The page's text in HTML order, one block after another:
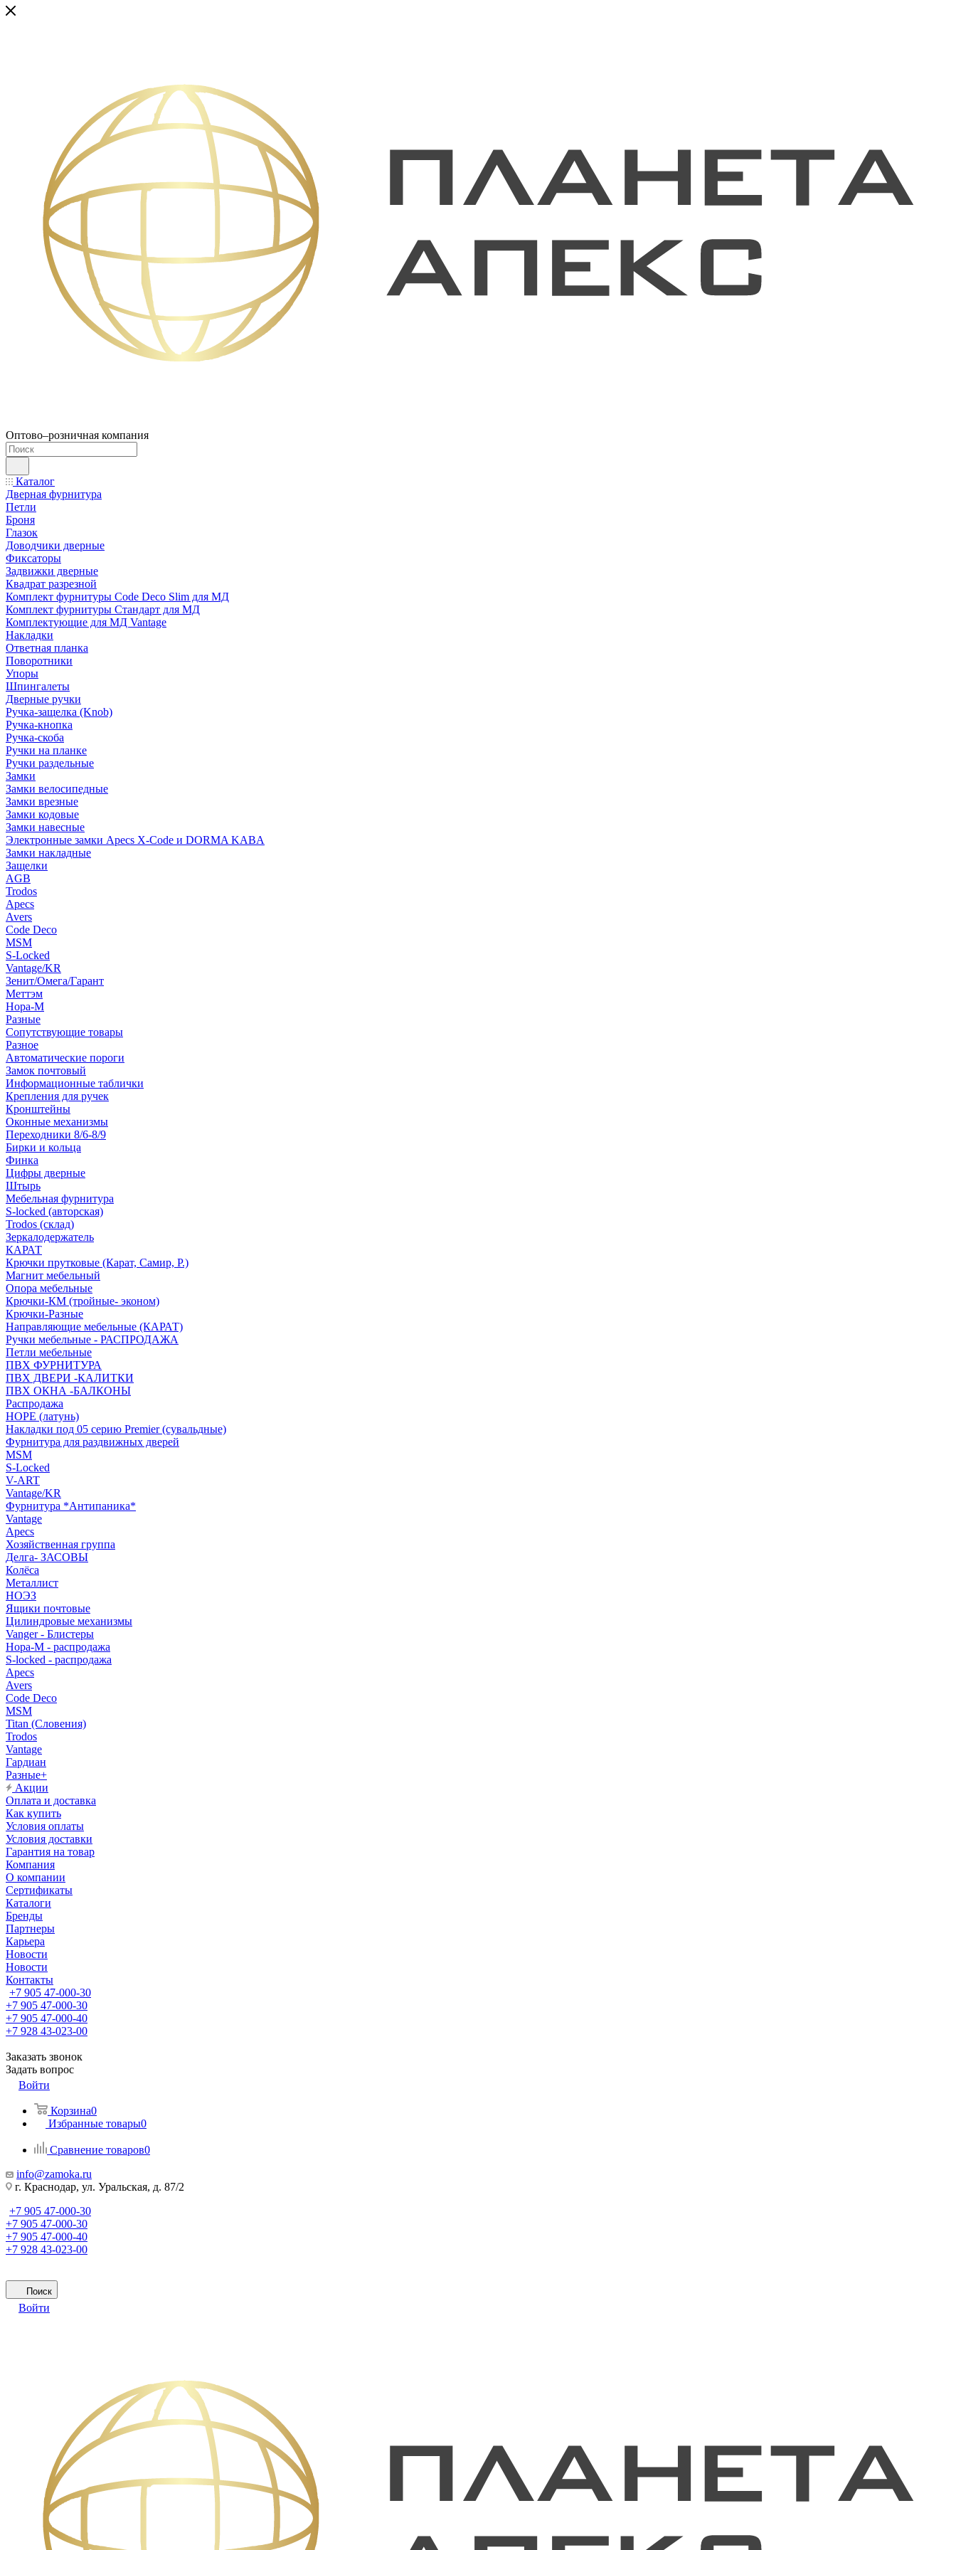
Оптово–розничная компания
Каталог
Дверная фурнитура
Петли
Броня
Глазок
Доводчики дверные
Фиксаторы
Задвижки дверные
Квадрат разрезной
Комплект фурнитуры Code Deco Slim для МД
Комплект фурнитуры Стандарт для МД
Комплектующие для МД Vantage
Накладки
Ответная планка
Поворотники
Упоры
Шпингалеты
Дверные ручки
Ручка-защелка (Knob)
Ручка-кнопка
Ручка-скоба
Ручки на планке
Ручки раздельные
Замки
Замки велосипедные
Замки врезные
Замки кодовые
Замки навесные
Электронные замки Apecs X-Code и DORMA KABA
Замки накладные
Защелки
AGB
Trodos
Apecs
Avers
Code Deco
MSM
S-Locked
Vantage/KR
Зенит/Омега/Гарант
Меттэм
Нора-М
Разные
Сопутствующие товары
Разное
Автоматические пороги
Замок почтовый
Информационные таблички
Крепления для ручек
Кронштейны
Оконные механизмы
Переходники 8/6-8/9
Бирки и кольца
Финка
Цифры дверные
Штырь
Мебельная фурнитура
S-locked (авторская)
Trodos (склад)
Зеркалодержатель
КАРАТ
Крючки прутковые (Карат, Самир, Р.)
Магнит мебельный
Опора мебельные
Крючки-КМ (тройные- эконом)
Крючки-Разные
Направляющие мебельные (КАРАТ)
Ручки мебельные - РАСПРОДАЖА
Петли мебельные
ПВХ ФУРНИТУРА
ПВХ ДВЕРИ -КАЛИТКИ
ПВХ ОКНА -БАЛКОНЫ
Распродажа
HOPE (латунь)
Накладки под 05 серию Premier (сувальдные)
Фурнитура для раздвижных дверей
MSM
S-Locked
V-ART
Vantage/KR
Фурнитура *Антипаника*
Vantage
Apecs
Хозяйственная группа
Делга- ЗАСОВЫ
Колёса
Металлист
НОЭЗ
Ящики почтовые
Цилиндровые механизмы
Vanger - Блистеры
Нора-М - распродажа
S-locked - распродажа
Apecs
Avers
Code Deco
MSM
Titan (Словения)
Trodos
Vantage
Гардиан
Разные+
Акции
Оплата и доставка
Как купить
Условия оплаты
Условия доставки
Гарантия на товар
Компания
О компании
Сертификаты
Каталоги
Бренды
Партнеры
Карьера
Новости
Новости
Контакты
+7 905 47-000-30
+7 905 47-000-30
+7 905 47-000-40
+7 928 43-023-00
Заказать звонок
Задать вопрос
Войти
Корзина0
Избранные товары0
Сравнение товаров0
info@zamoka.ru
г. Краснодар, ул. Уральская, д. 87/2
+7 905 47-000-30
+7 905 47-000-30
+7 905 47-000-40
+7 928 43-023-00
Поиск
Войти